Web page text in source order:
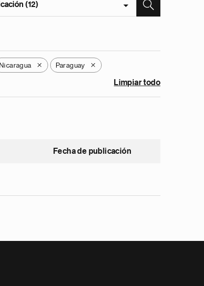
(12)
Nicaragua X Paraguay X
Limpiar todo
Fecha de publicación